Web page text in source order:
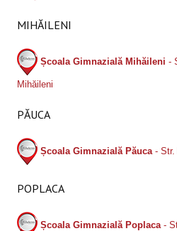
MIHĂILENI
Școala Gimnazială Mihăileni -
Mihăileni
PĂUCA
Școala Gimnazială Păuca -
POPLACA
Școala Gimnazială Poplaca -